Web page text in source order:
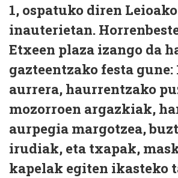
1, ospatuko diren Leioako
inauterietan.
Etxeen plaza izango da
gazteentzako festa gune:
aurrera, haurrentzako
mozorroen argazkiak,
aurpegia margotzea,
irudiak, eta txapak,
kapelak egiten ikasteko